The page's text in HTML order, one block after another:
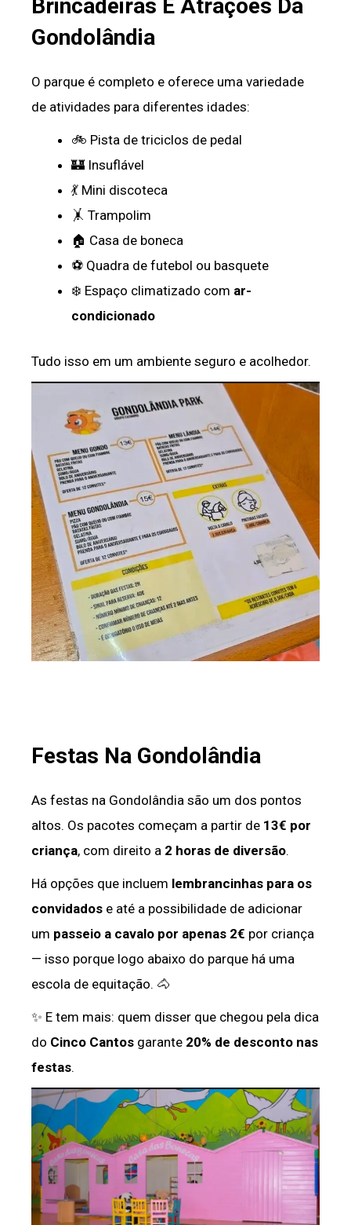
Brincadeiras E Atrações Da
Gondolândia
O parque é completo e oferece uma variedade
de atividades para diferentes idades:
🚲 Pista de triciclos de pedal
🏰 Insuflável
💃 Mini discoteca
🤸 Trampolim
🏠 Casa de boneca
⚽ Quadra de futebol ou basquete
❄️ Espaço climatizado com ar-
condicionado
Tudo isso em um ambiente seguro e acolhedor.
Festas Na Gondolândia
As festas na Gondolândia são um dos pontos
altos. Os pacotes começam a partir de 13€ por
criança, com direito a 2 horas de diversão.
Há opções que incluem lembrancinhas para os
convidados e até a possibilidade de adicionar
um passeio a cavalo por apenas 2€ por criança
— isso porque logo abaixo do parque há uma
escola de equitação. 🐴
✨ E tem mais: quem disser que chegou pela dica
do Cinco Cantos garante 20% de desconto nas
festas.